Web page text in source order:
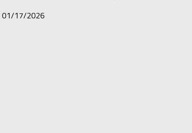
01/17/2026